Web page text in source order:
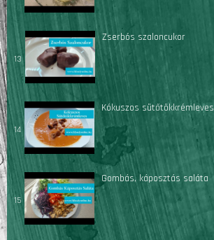
13
Zserbós szaloncukor
14
Kókuszos sütőtökkrémleves
15
Gombás, káposztás saláta